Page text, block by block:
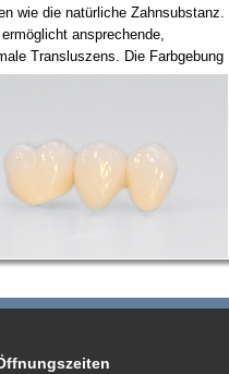
wie die natürliche Zahnsubstanz.
ansprechende,
Transluszens. Die Farbgebung